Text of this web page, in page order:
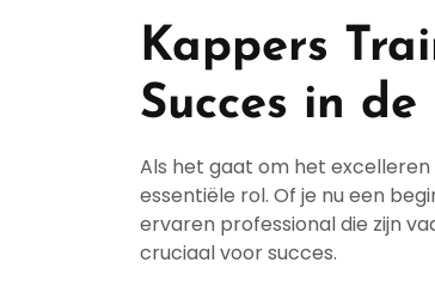
2025
Kappers
Succes in
Als het gaat om het
essentiële rol. Of je nu een
ervaren professional die zijn
cruciaal voor succes.